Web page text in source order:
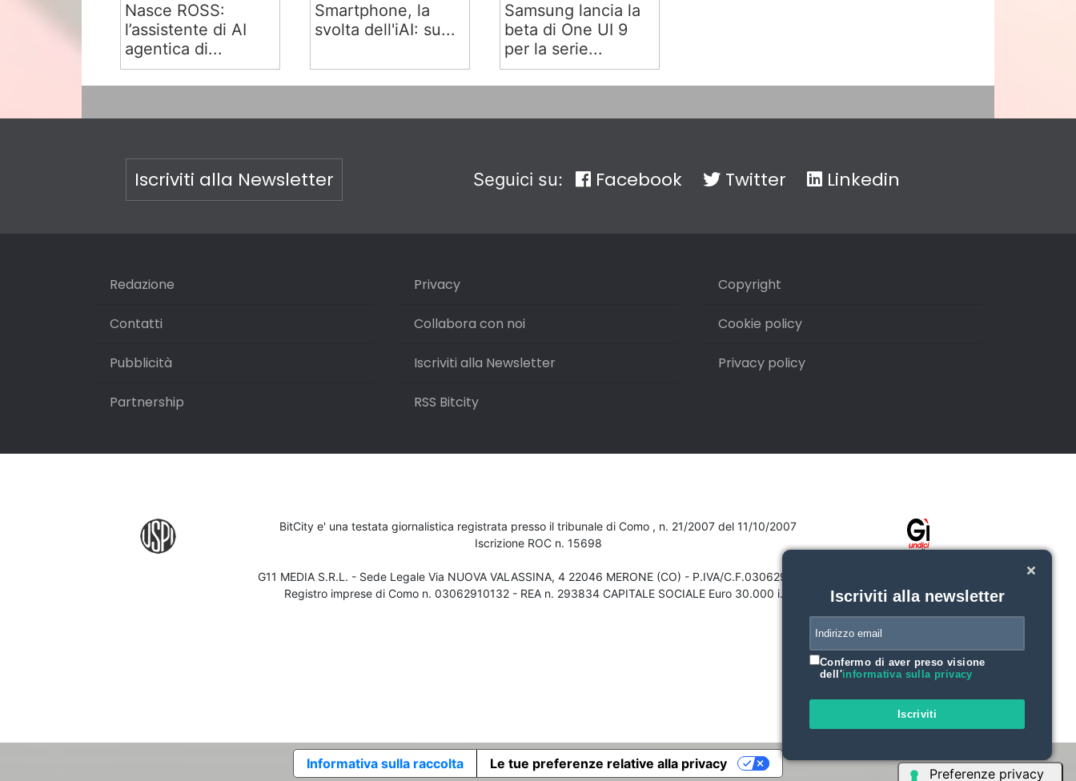
Nasce ROSS:
l’assistente di AI
agentica di...
Smartphone, la
svolta dell'iAI: su...
Samsung lancia la
beta di One UI 9
per la serie...
Iscriviti alla Newsletter Seguici su: Facebook Twitter Linkedin
Redazione
Contatti
Pubblicità
Partnership
Privacy
Collabora con noi
Iscriviti alla Newsletter
RSS Bitcity
Copyright
Cookie policy
Privacy policy
BitCity e' una testata giornalistica registrata presso il tribunale di Como , n. 21/2007 del 11/10/2007
Iscrizione ROC n. 15698
G11 MEDIA S.R.L. - Sede Legale Via NUOVA VALASSINA, 4 22046 MERONE (CO) - P.IVA/C.F.03062910132
Registro imprese di Como n. 03062910132 - REA n. 293834 CAPITALE SOCIALE Euro 30.000 i.v.
Iscriviti alla newsletter
Confermo di aver preso visione
dell'informativa sulla privacy
Iscriviti
Informativa sulla raccolta Le tue preferenze relative alla privacy